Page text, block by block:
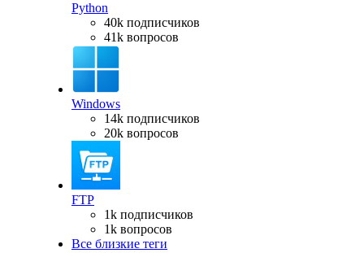
Python
40k подписчиков
41k вопросов
Windows
14k подписчиков
20k вопросов
FTP
1k подписчиков
1k вопросов
Все близкие теги